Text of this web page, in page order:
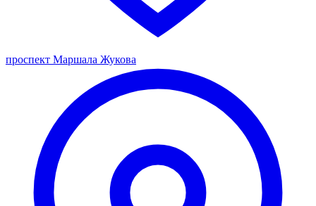
проспект Маршала Жукова